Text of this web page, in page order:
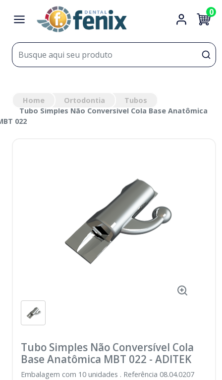
0
Home Ortodontia
Tubos
Tubo Simples Não Conversível Cola Base Anatômica
022
Tubo Simples Não Conversível Cola
Base Anatômica MBT 022 - ADITEK
Embalagem com 10 unidades . Referência 08.04.0207